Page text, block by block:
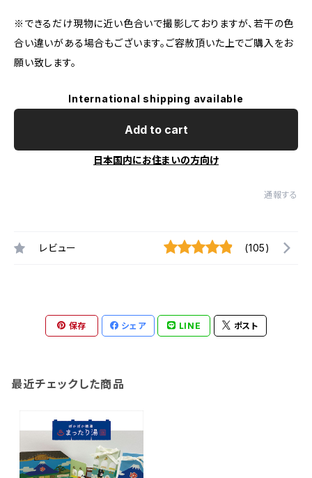
※できるだけ現物に近い色合いで撮影しておりますが、若干の色
合い違いがある場合もございます。ご容赦頂いた上でご購入をお
願い致します。
International shipping available
Add to cart
日本国内にお住まいの方向け
通報する
レビュー (105)
保存 シェア LINE ポスト
最近チェックした商品